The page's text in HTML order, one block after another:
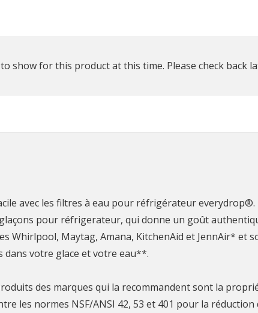
show for this product at this time. Please check back
avec les filtres à eau pour réfrigérateur
pour réfrigerateur, qui donne un goût
Whirlpool, Maytag, Amana, KitchenAid et JennAir* et
votre glace et votre eau**.
des marques qui la recommandent sont la
les normes NSF/ANSI 42, 53 et 401 pour la